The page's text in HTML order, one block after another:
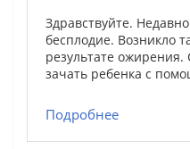
Здравствуйте.
бесплодие. Возникло
результате
зачать ребенка с
Подробнее